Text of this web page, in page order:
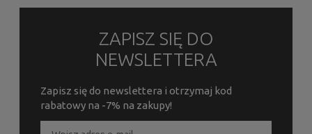
ZAPISZ SIĘ DO
NEWSLETTERA
Zapisz się do newslettera i otrzymaj kod
rabatowy na -7% na zakupy!